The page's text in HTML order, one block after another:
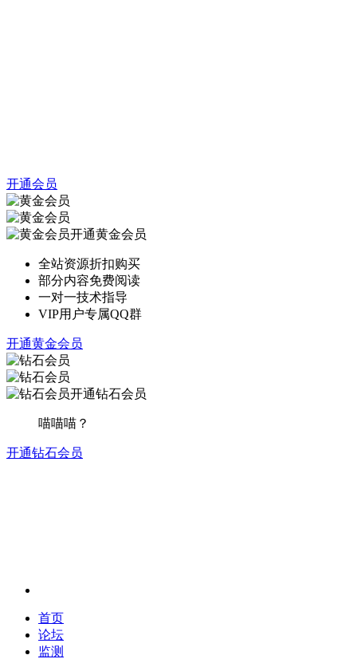
开通会员
开通黄金会员
全站资源折扣购买
部分内容免费阅读
一对一技术指导
VIP用户专属QQ群
开通黄金会员
开通钻石会员
喵喵喵？
开通钻石会员
首页
论坛
监测